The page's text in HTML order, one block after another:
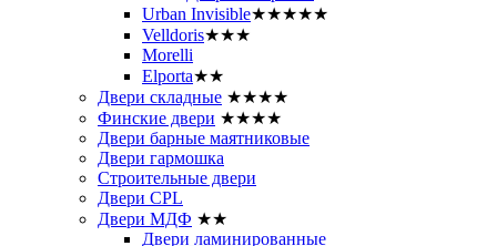
Urban Invisible★★★★★
Velldoris★★★
Morelli
Elporta★★
Двери складные ★★★★
Финские двери ★★★★
Двери барные маятниковые
Двери гармошка
Строительные двери
Двери CРL
Двери МДФ ★★
Двери ламинированные